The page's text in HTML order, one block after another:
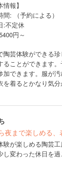
情報】
間: （予約による）
:不定休
円～
陶芸体験ができる
ることができます
加できます。服が
を着るとかなり気分
夜まで楽しめる
験が楽しめる陶芸
し変わった休日を過